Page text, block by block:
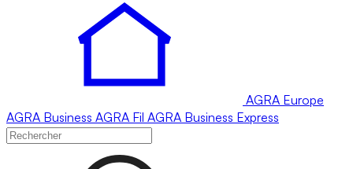
AGRA Europe
AGRA Business AGRA Fil AGRA Business Express